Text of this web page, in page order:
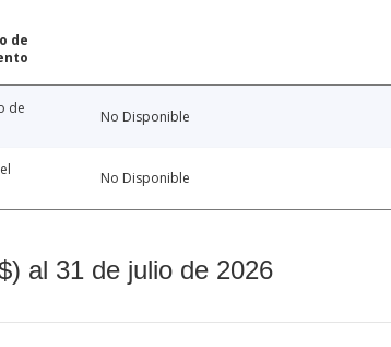
de
de
No Disponible
No Disponible
al 31 de julio de 2026